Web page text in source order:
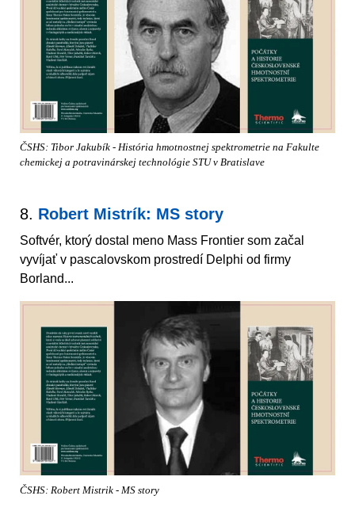
ČSHS: Tibor Jakubík - História hmotnostnej spektrometrie na Fakulte
chemickej a potravinárskej technológie STU v Bratislave
8. Robert Mistrík: MS story
Softvér, ktorý dostal meno Mass Frontier som začal
vyvíjať v pascalovskom prostredí Delphi od firmy
Borland...
ČSHS: Robert Mistrik - MS story